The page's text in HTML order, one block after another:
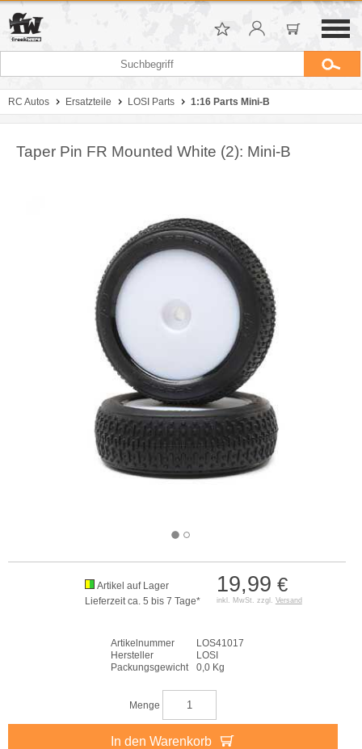
RC Autos Ersatzteile LOSI Parts 1:16 Parts Mini-B
Taper Pin FR Mounted White (2): Mini-B
19,99 €
inkl. MwSt. zzgl. Versand
Artikel auf Lager
Lieferzeit ca. 5 bis 7 Tage*
Artikelnummer
LOS41017
Hersteller
LOSI
Packungsgewicht
0,0 Kg
Menge
In den Warenkorb